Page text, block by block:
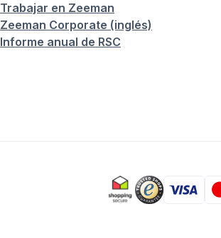
Trabajar en Zeeman
Zeeman Corporate (inglés)
Informe anual de RSC